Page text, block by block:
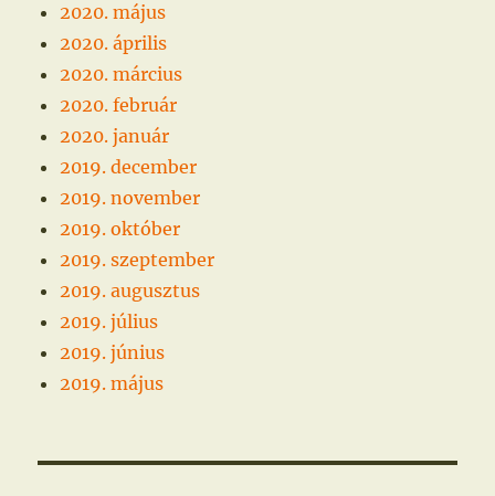
2020. május
2020. április
2020. március
2020. február
2020. január
2019. december
2019. november
2019. október
2019. szeptember
2019. augusztus
2019. július
2019. június
2019. május